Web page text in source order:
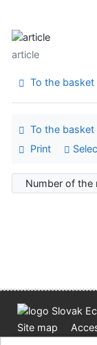
article
To the basket
To the basket
Print
Number of the
Site map